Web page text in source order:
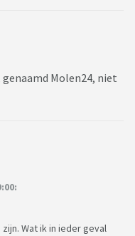
Molen24, niet
Wat ik in ieder geval